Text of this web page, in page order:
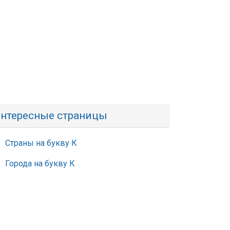
страницы
Страны на букву К
Города на букву К